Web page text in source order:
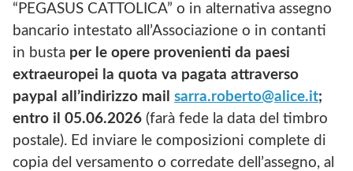
“PEGASUS CATTOLICA” o in alternativa assegno
bancario intestato all’Associazione o in contanti
in busta per le opere provenienti da paesi
extraeuropei la quota va pagata attraverso
paypal all’indirizzo mail sarra.roberto@alice.it;
entro il 05.06.2026 (farà fede la data del timbro
postale). Ed inviare le composizioni complete di
copia del versamento o corredate dell’assegno, al